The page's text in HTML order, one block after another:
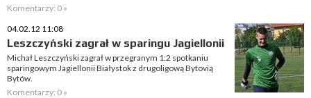
Komentarzy: 0 »
04.02.12 11:08
Leszczyński zagrał w sparingu Jagiellonii
Michał Leszczyński zagrał w przegranym 1:2 spotkaniu
sparingowym Jagiellonii Białystok z drugoligową Bytovią
Bytów.
Komentarzy: 0 »